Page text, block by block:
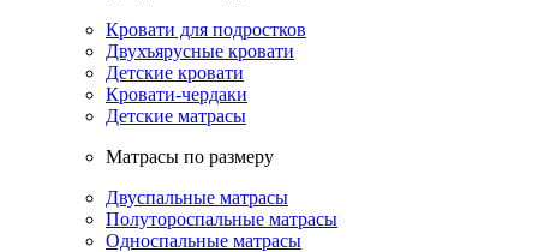
Кровати для подростков
Двухъярусные кровати
Детские кровати
Кровати-чердаки
Детские матрасы
Матрасы по размеру
Двуспальные матрасы
Полутороспальные матрасы
Односпальные матрасы